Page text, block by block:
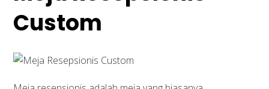
Custom